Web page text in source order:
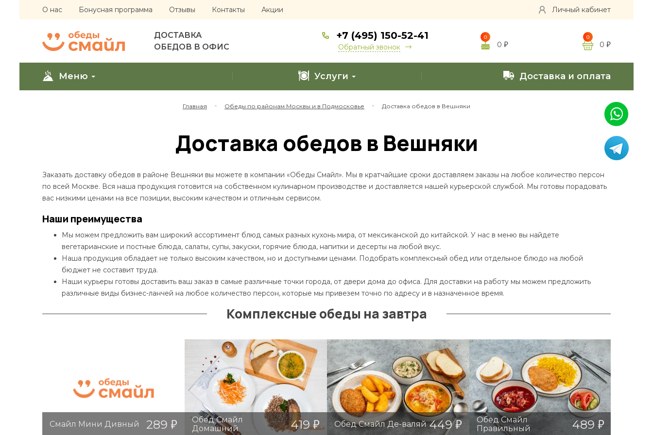
Личный кабинет
О нас Бонусная программа Отзывы Контакты Акции
ДОСТАВКА
ОБЕДОВ В ОФИС
+7 (495) 150-52-41
Обратный звонок
0
0
0
0
Меню Услуги Доставка и оплата
Главная Обеды по районам Москвы и в Подмосковье Доставка обедов в Вешняки
Доставка обедов в Вешняки
Заказать доставку обедов в районе Вешняки вы можете в компании «Обеды Смайл». Мы в кратчайшие сроки доставляем заказы на любое количество персон
по всей Москве. Вся наша продукция готовится на собственном кулинарном производстве и доставляется нашей курьерской службой. Мы готовы порадовать
вас низкими ценами на все позиции, высоким качеством и отличным сервисом.
Наши преимущества
Мы можем предложить вам широкий ассортимент блюд самых разных кухонь мира, от мексиканской до китайской. У нас в меню вы найдете
вегетарианские и постные блюда, салаты, супы, закуски, горячие блюда, напитки и десерты на любой вкус.
Наша продукция обладает не только высоким качеством, но и доступными ценами. Подобрать комплексный обед или отдельное блюдо на любой
бюджет не составит труда.
Наши курьеры готовы доставить ваш заказ в самые различные точки города, от двери дома до офиса. Для доставки на работу мы можем предложить
различные виды бизнес-ланчей на любое количество персон, которые мы привезем точно по адресу и в назначенное время.
Комплексные обеды на завтра
Смайл Мини Дивный 289
Обед Смайл
Домашний
419 Обед Смайл Де-валяй 449
Обед Смайл
Правильный
489